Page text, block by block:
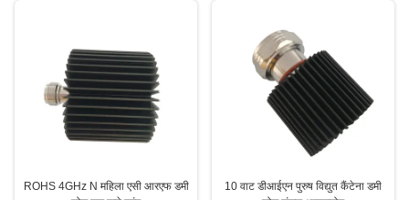
ROHS 4GHz N महिला एसी आरएफ डमी
10 वाट डीआईएन पुरुष विद्युत कैंटेना डमी